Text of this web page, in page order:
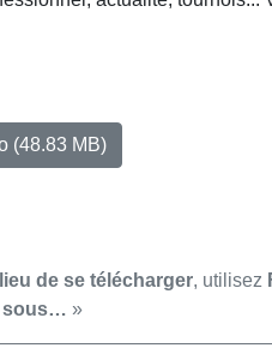
(48.83 MB)
de se télécharger, utilisez
sous… »